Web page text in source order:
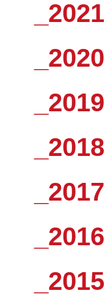
_2021
_2020
_2019
_2018
_2017
_2016
_2015